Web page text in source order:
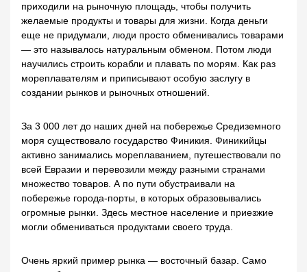
приходили на рыночную площадь, чтобы получить
желаемые продукты и товары для жизни. Когда деньги
еще не придумали, люди просто обменивались товарами
— это называлось натуральным обменом. Потом люди
научились строить корабли и плавать по морям. Как раз
мореплавателям и приписывают особую заслугу в
создании рынков и рыночных отношений.
За 3 000 лет до наших дней на побережье Средиземного
моря существовало государство Финикия. Финикийцы
активно занимались мореплаванием, путешествовали по
всей Евразии и перевозили между разными странами
множество товаров. А по пути обустраивали на
побережье города-порты, в которых образовывались
огромные рынки. Здесь местное население и приезжие
могли обмениваться продуктами своего труда.
Очень яркий пример рынка — восточный базар. Само